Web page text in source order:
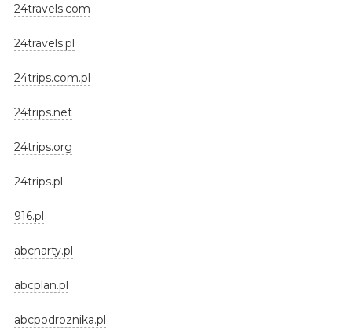
24travels.com
24travels.pl
24trips.com.pl
24trips.net
24trips.org
24trips.pl
916.pl
abcnarty.pl
abcplan.pl
abcpodroznika.pl